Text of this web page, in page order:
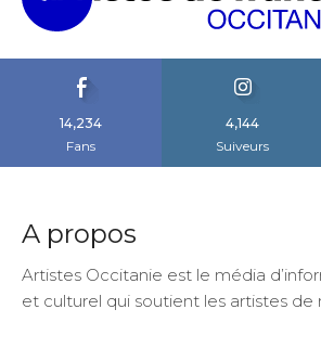
14,234
Fans
4,144
Suiveurs
A propos
Artistes Occitanie est le média
et culturel qui soutient les artistes de